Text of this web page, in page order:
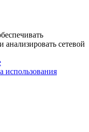
сетевой
использования